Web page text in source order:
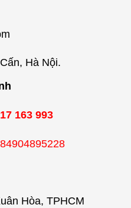
Hà Nội.
163 993
Hòa, TPHCM